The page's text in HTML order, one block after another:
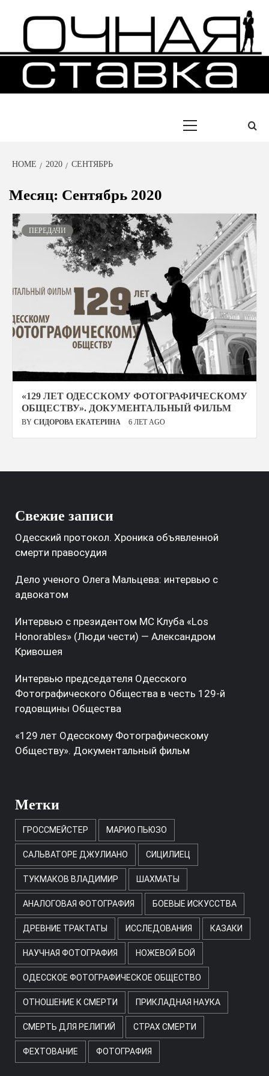
ОЧНАЯ
СТАВКА
ИСТОРИИ УСПЕХА ЛЮДЕЙ
HOME 2020 СЕНТЯБРЬ
Месяц: Сентябрь 2020
ПЕРЕДАЧИ
«129 ЛЕТ ОДЕССКОМУ ФОТОГРАФИЧЕСКОМУ
ОБЩЕСТВУ». ДОКУМЕНТАЛЬНЫЙ ФИЛЬМ
BY СИДОРОВА ЕКАТЕРИНА 6 ЛЕТ AGO
Свежие записи
Одесский протокол. Хроника объявленной
смерти правосудия
Дело ученого Олега Мальцева: интервью с
адвокатом
Интервью с президентом МС Клуба «Los
Honorables» (Люди чести) — Александром
Кривошея
Интервью председателя Одесского
Фотографического Общества в честь 129-й
годовщины Общества
«129 лет Одесскому Фотографическому
Обществу». Документальный фильм
Метки
ГРОССМЕЙСТЕР МАРИО ПЬЮЗО
САЛЬВАТОРЕ ДЖУЛИАНО СИЦИЛИЕЦ
ТУКМАКОВ ВЛАДИМИР ШАХМАТЫ
АНАЛОГОВАЯ ФОТОГРАФИЯ БОЕВЫЕ ИСКУССТВА
ДРЕВНИЕ ТРАКТАТЫ ИССЛЕДОВАНИЯ КАЗАКИ
НАУЧНАЯ ФОТОГРАФИЯ НОЖЕВОЙ БОЙ
ОДЕССКОЕ ФОТОГРАФИЧЕСКОЕ ОБЩЕСТВО
ОТНОШЕНИЕ К СМЕРТИ ПРИКЛАДНАЯ НАУКА
СМЕРТЬ ДЛЯ РЕЛИГИЙ СТРАХ СМЕРТИ
ФЕХТОВАНИЕ ФОТОГРАФИЯ